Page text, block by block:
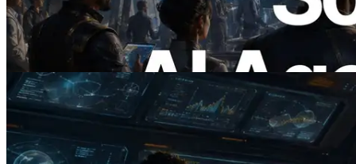
pagan bajo demanda por las API que
necesitan
Leer este artículo